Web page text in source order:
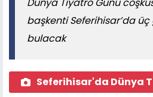
Dünya Tiyatro Günü
başkenti Seferihisar’da
bulacak
Seferihisar'da Dünya